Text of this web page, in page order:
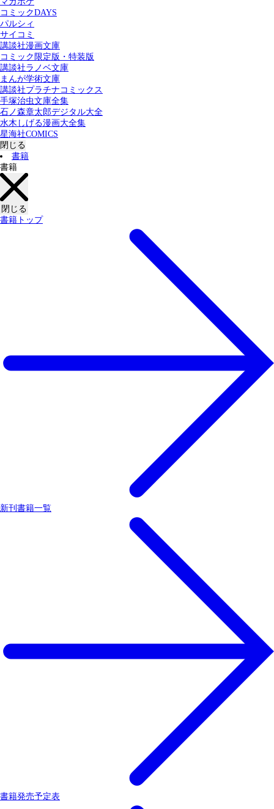
コミックDAYS
パルシィ
サイコミ
講談社漫画文庫
コミック限定版・特装版
講談社ラノベ文庫
まんが学術文庫
講談社プラチナコミックス
手塚治虫文庫全集
石ノ森章太郎デジタル大全
水木しげる漫画大全集
星海社COMICS
閉じる
書籍
書籍
閉じる
書籍トップ
新刊書籍一覧
書籍発売予定表
カテゴリー：
すべての記事